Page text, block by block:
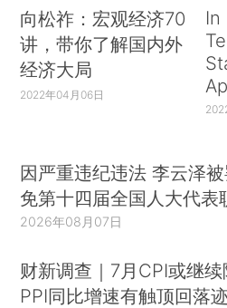
向松祚：宏观经济70
讲，带你了解国内外
经济大局
2022年04月06日
In
因严重违纪违法 李云泽
免第十四届全国人大代表
2026年08月07日
财新调查｜7月CPI或继续
PPI同比增速有触顶回落